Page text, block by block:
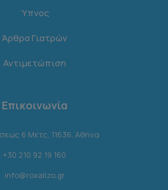
Ύπνος
Άρθρα Γιατρών
Αντιμετώπιση
Επικοινωνία
6 Μετς, 11636, Αθήνα
+30 210 92 19 160
info@roxalizo.gr